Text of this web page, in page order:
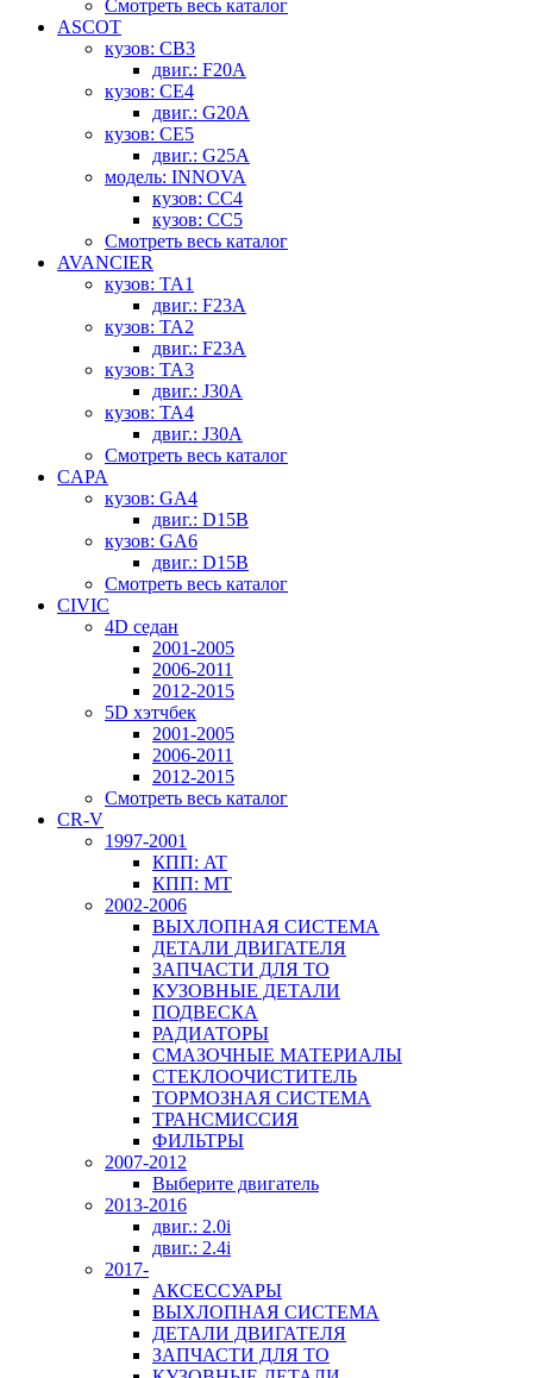
Смотреть весь каталог
ASCOT
кузов: CB3
двиг.: F20A
кузов: CE4
двиг.: G20A
кузов: CE5
двиг.: G25A
модель: INNOVA
кузов: CC4
кузов: CC5
Смотреть весь каталог
AVANCIER
кузов: TA1
двиг.: F23A
кузов: TA2
двиг.: F23A
кузов: TA3
двиг.: J30A
кузов: TA4
двиг.: J30A
Смотреть весь каталог
CAPA
кузов: GA4
двиг.: D15B
кузов: GA6
двиг.: D15B
Смотреть весь каталог
CIVIC
4D седан
2001-2005
2006-2011
2012-2015
5D хэтчбек
2001-2005
2006-2011
2012-2015
Смотреть весь каталог
CR-V
1997-2001
КПП: AT
КПП: MT
2002-2006
ВЫХЛОПНАЯ СИСТЕМА
ДЕТАЛИ ДВИГАТЕЛЯ
ЗАПЧАСТИ ДЛЯ ТО
КУЗОВНЫЕ ДЕТАЛИ
ПОДВЕСКА
РАДИАТОРЫ
СМАЗОЧНЫЕ МАТЕРИАЛЫ
СТЕКЛООЧИСТИТЕЛЬ
ТОРМОЗНАЯ СИСТЕМА
ТРАНСМИССИЯ
ФИЛЬТРЫ
2007-2012
Выберите двигатель
2013-2016
двиг.: 2.0i
двиг.: 2.4i
2017-
АКСЕССУАРЫ
ВЫХЛОПНАЯ СИСТЕМА
ДЕТАЛИ ДВИГАТЕЛЯ
ЗАПЧАСТИ ДЛЯ ТО